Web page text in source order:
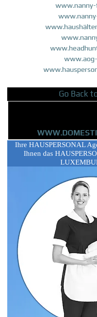
Go Back
Ihre HAUSPERSONAL
Ihnen das